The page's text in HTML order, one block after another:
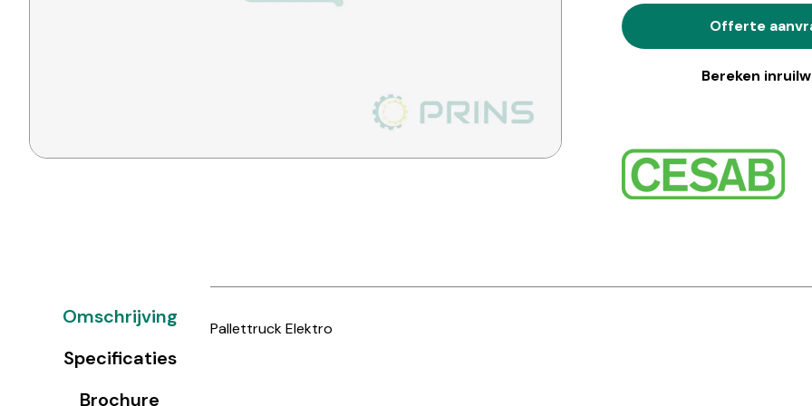
Offerte
Bereken
Omschrijving
Specificaties
Brochure
Pallettruck Elektro